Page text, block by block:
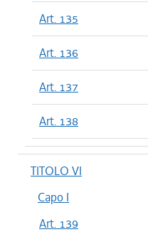
Art. 135
Art. 136
Art. 137
Art. 138
TITOLO VI
Capo I
Art. 139